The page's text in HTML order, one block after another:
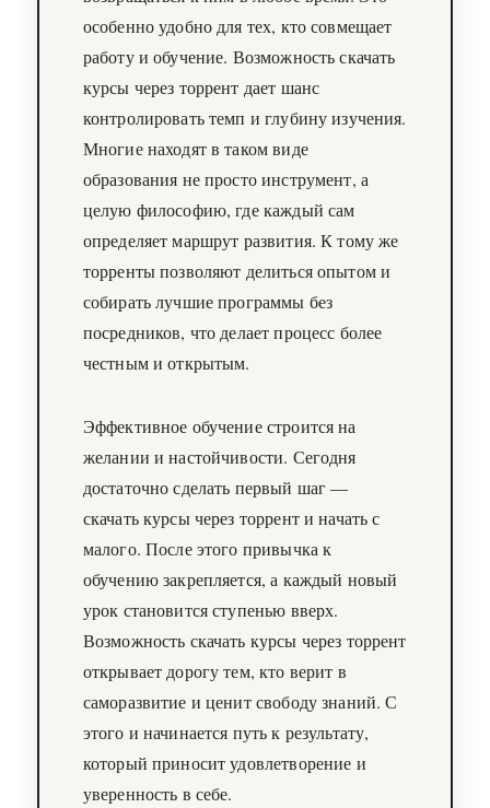
особенно удобно для тех, кто совмещает
работу и обучение. Возможность скачать
курсы через торрент дает шанс
контролировать темп и глубину изучения.
Многие находят в таком виде
образования не просто инструмент, а
целую философию, где каждый сам
определяет маршрут развития. К тому же
торренты позволяют делиться опытом и
собирать лучшие программы без
посредников, что делает процесс более
честным и открытым.
Эффективное обучение строится на
желании и настойчивости. Сегодня
достаточно сделать первый шаг —
скачать курсы через торрент и начать с
малого. После этого привычка к
обучению закрепляется, а каждый новый
урок становится ступенью вверх.
Возможность скачать курсы через торрент
открывает дорогу тем, кто верит в
саморазвитие и ценит свободу знаний. С
этого и начинается путь к результату,
который приносит удовлетворение и
уверенность в себе.